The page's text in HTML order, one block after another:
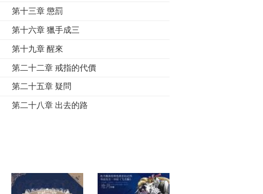
第十三章 懲罰
第十六章 獵手成三
第十九章 醒來
第二十二章 戒指的代價
第二十五章 疑問
第二十八章 出去的路
第四十章 黑夜的英雄